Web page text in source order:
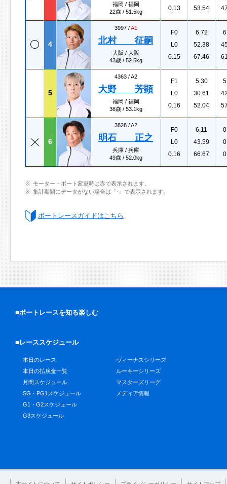
福岡 / 福岡
22歳 / 51.5kg
0.13
53.54
4
3997 /A1
北村 征嗣
大阪 / 大阪
43歳 / 52.5kg
F0
L0
0.15
6.72
52.38
67.46
5
4363 /A2
大野 芳顕
福岡 / 福岡
38歳 / 53.1kg
F1
L0
0.16
5.30
30.61
52.04
6
3828 /A2
明石 正之
兵庫 / 兵庫
49歳 / 52.0kg
F0
L0
0.16
6.11
43.59
66.67
モーター・ボート変更時は赤で表示されます。
集計期間にデータがない場合は「-」で表示されます。
ボートレースガイドはこちら
■ボートレースを知る楽しむ
■レーススケジュール
本日のレース
本日の払戻金一覧
月間スケジュール
SG・PG1スケジュール
G1・G2スケジュール
G3スケジュール
ヴィーナスシリーズ
ルーキーシリーズ
マスターズリーグ
メディア情報